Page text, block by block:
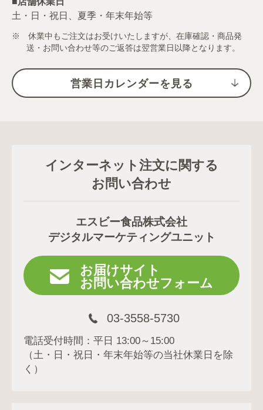
土・日・祝日、夏季・年末年始等
※ 休業中もご注文はお受けいたしますが、在庫確認・商品発
送・お問い合わせ等のご返答は翌営業日以降となります。
営業日カレンダーを見る
インターネット注文に関する
お問い合わせ
エスビー食品株式会社
デジタルマーケティングユニット
お届けサイト
お問い合わせフォーム
03-3558-5730
電話受付時間：平日 13:00～15:00
（土・日・祝日・年末年始等の当社休業日を除
く）